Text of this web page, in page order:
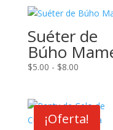
Suéter de
Búho
$5.00 - $8.00Rango
desde
$5.00
¡Oferta!